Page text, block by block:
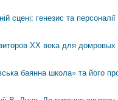
сцені: генезис та персоналії
ХХ века для
баянна школа» та його